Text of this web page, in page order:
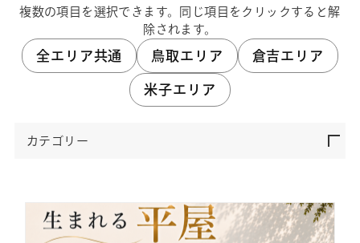
複数の項目を選択できます。同じ項目をクリックすると解
除されます。
全エリア共通 鳥取エリア 倉吉エリア
米子エリア
カテゴリー